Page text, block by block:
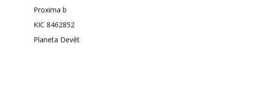
Proxima b
KIC 8462852
Planeta Devět